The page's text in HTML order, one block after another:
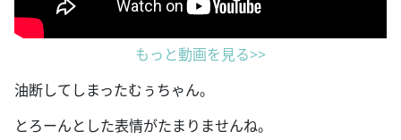
もっと動画を見る>>
油断してしまったむぅちゃん。
とろーんとした表情がたまりませんね。